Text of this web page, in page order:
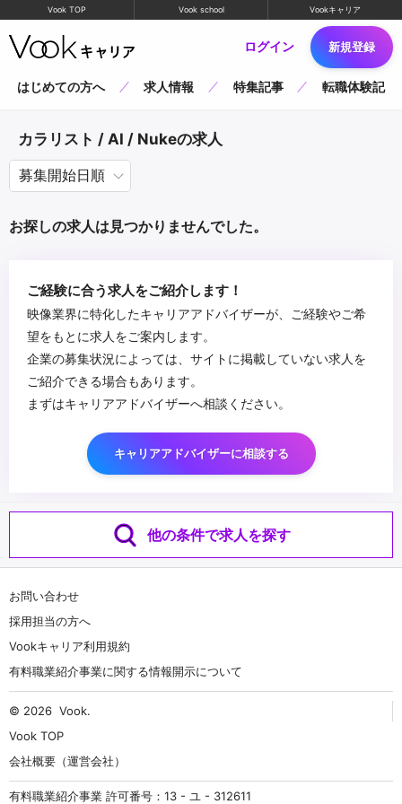
Vook TOP Vook school Vookキャリア
ログイン 新規登録
はじめての方へ 求人情報 特集記事 転職体験記
カラリスト / AI / Nukeの求人
お探しの求人は見つかりませんでした。
ご経験に合う求人をご紹介します！
映像業界に特化したキャリアアドバイザーが、ご経験やご希
望をもとに求人をご案内します。
企業の募集状況によっては、サイトに掲載していない求人を
ご紹介できる場合もあります。
まずはキャリアアドバイザーへ相談ください。
キャリアアドバイザーに相談する
他の条件で求人を探す
お問い合わせ
採用担当の方へ
Vookキャリア利用規約
有料職業紹介事業に関する情報開示について
© 2026 Vook.
Vook TOP
会社概要（運営会社）
有料職業紹介事業 許可番号：13 - ユ - 312611